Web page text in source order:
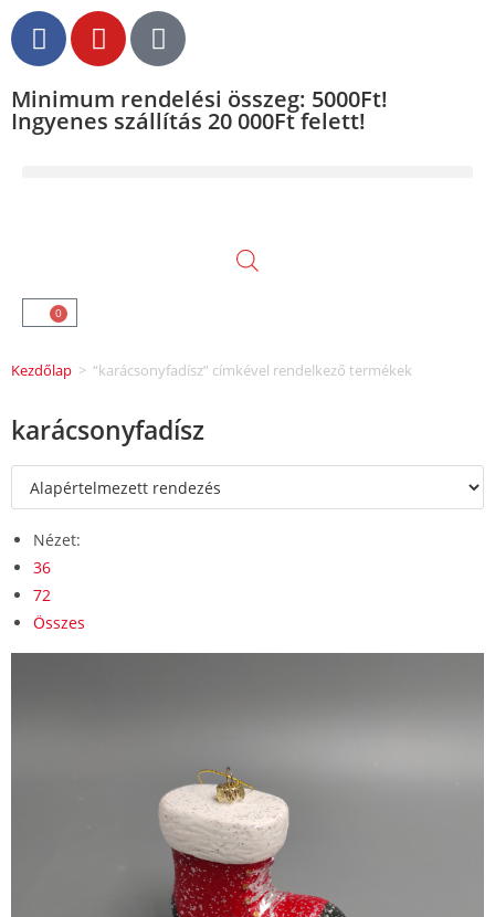
Minimum rendelési összeg: 5000Ft!
Ingyenes szállítás 20 000Ft felett!
0
Kezdőlap > “karácsonyfadísz” címkével rendelkező termékek
karácsonyfadísz
Nézet:
36
72
Összes